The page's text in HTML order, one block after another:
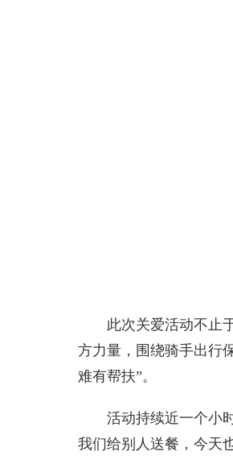
此次关爱活动不止于
方力量，围绕骑手出行
难有帮扶”。
活动持续近一个小时
我们给别人送餐，今天